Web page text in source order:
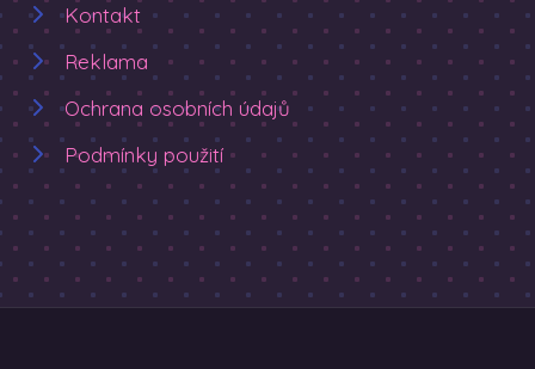
Kontakt
Reklama
Ochrana osobních údajů
Podmínky použití